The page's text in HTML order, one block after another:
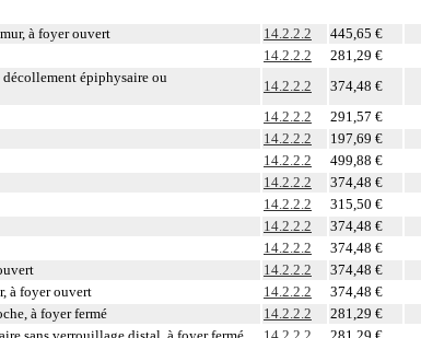
à foyer ouvert 14.2.2.2 445,65 €
14.2.2.2 281,29 €
décollement épiphysaire ou
14.2.2.2 374,48 €
14.2.2.2 291,57 €
14.2.2.2 197,69 €
14.2.2.2 499,88 €
14.2.2.2 374,48 €
14.2.2.2 315,50 €
14.2.2.2 374,48 €
14.2.2.2 374,48 €
14.2.2.2 374,48 €
à foyer ouvert 14.2.2.2 374,48 €
à foyer fermé 14.2.2.2 281,29 €